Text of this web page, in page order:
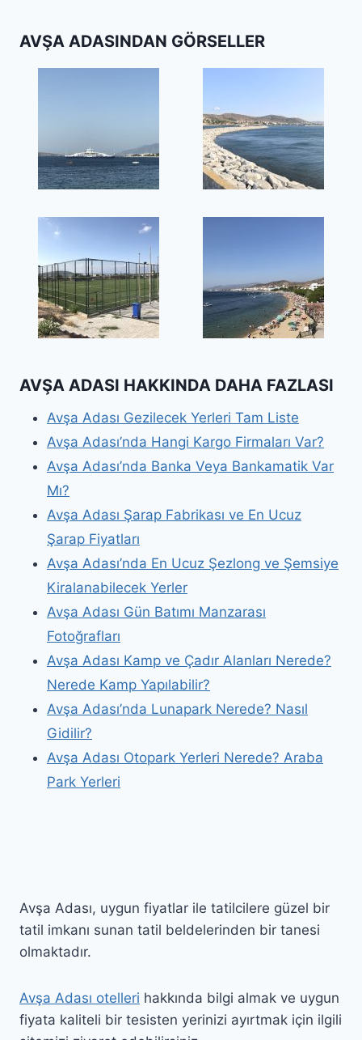
AVŞA ADASINDAN GÖRSELLER
AVŞA ADASI HAKKINDA DAHA FAZLASI
Avşa Adası Gezilecek Yerleri Tam Liste
Avşa Adası’nda Hangi Kargo Firmaları Var?
Avşa Adası’nda Banka Veya Bankamatik Var
Mı?
Avşa Adası Şarap Fabrikası ve En Ucuz
Şarap Fiyatları
Avşa Adası’nda En Ucuz Şezlong ve Şemsiye
Kiralanabilecek Yerler
Avşa Adası Gün Batımı Manzarası
Fotoğrafları
Avşa Adası Kamp ve Çadır Alanları Nerede?
Nerede Kamp Yapılabilir?
Avşa Adası’nda Lunapark Nerede? Nasıl
Gidilir?
Avşa Adası Otopark Yerleri Nerede? Araba
Park Yerleri
Avşa Adası, uygun fiyatlar ile tatilcilere güzel bir
tatil imkanı sunan tatil beldelerinden bir tanesi
olmaktadır.
Avşa Adası otelleri hakkında bilgi almak ve uygun
fiyata kaliteli bir tesisten yerinizi ayırtmak için ilgili